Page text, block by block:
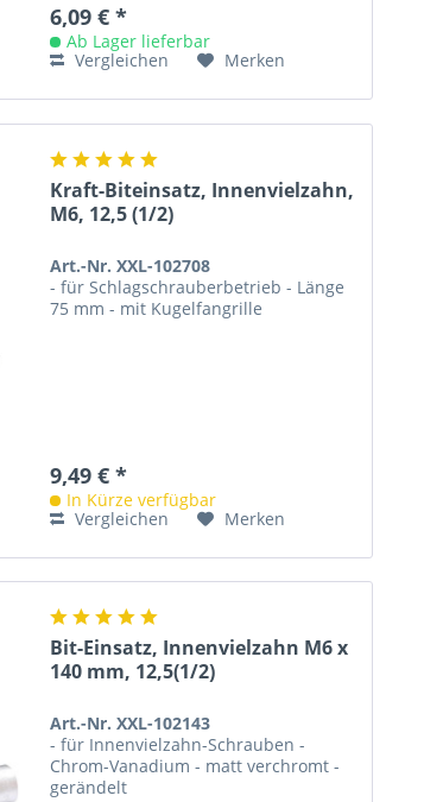
6,09 € *
Ab Lager lieferbar
Vergleichen
Merken
Kraft-Biteinsatz, Innenvielzahn,
M6, 12,5 (1/2)
Art.-Nr. XXL-102708
- für Schlagschrauberbetrieb - Länge
75 mm - mit Kugelfangrille
9,49 € *
In Kürze verfügbar
Vergleichen
Merken
Bit-Einsatz, Innenvielzahn M6 x
140 mm, 12,5(1/2)
Art.-Nr. XXL-102143
- für Innenvielzahn-Schrauben -
Chrom-Vanadium - matt verchromt -
gerändelt